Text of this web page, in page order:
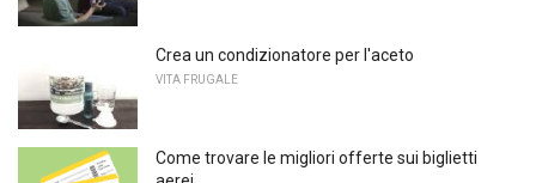
Crea un condizionatore per l'aceto
VITA FRUGALE
Come trovare le migliori offerte sui biglietti